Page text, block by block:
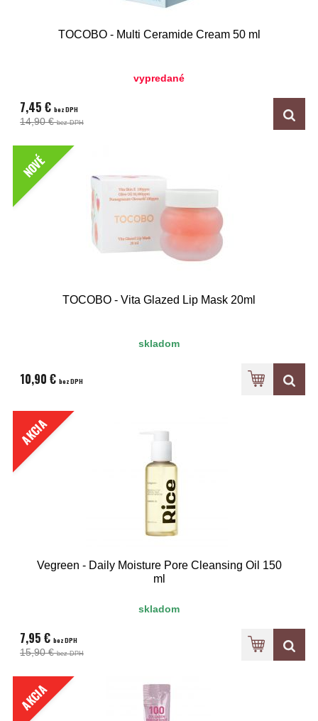
TOCOBO - Multi Ceramide Cream 50 ml
vypredané
7,45 € bez DPH
14,90 €bez DPH
NOVÉ
TOCOBO - Vita Glazed Lip Mask 20ml
skladom
10,90 € bez DPH
AKCIA
Vegreen - Daily Moisture Pore Cleansing Oil 150
ml
skladom
7,95 € bez DPH
15,90 €bez DPH
AKCIA